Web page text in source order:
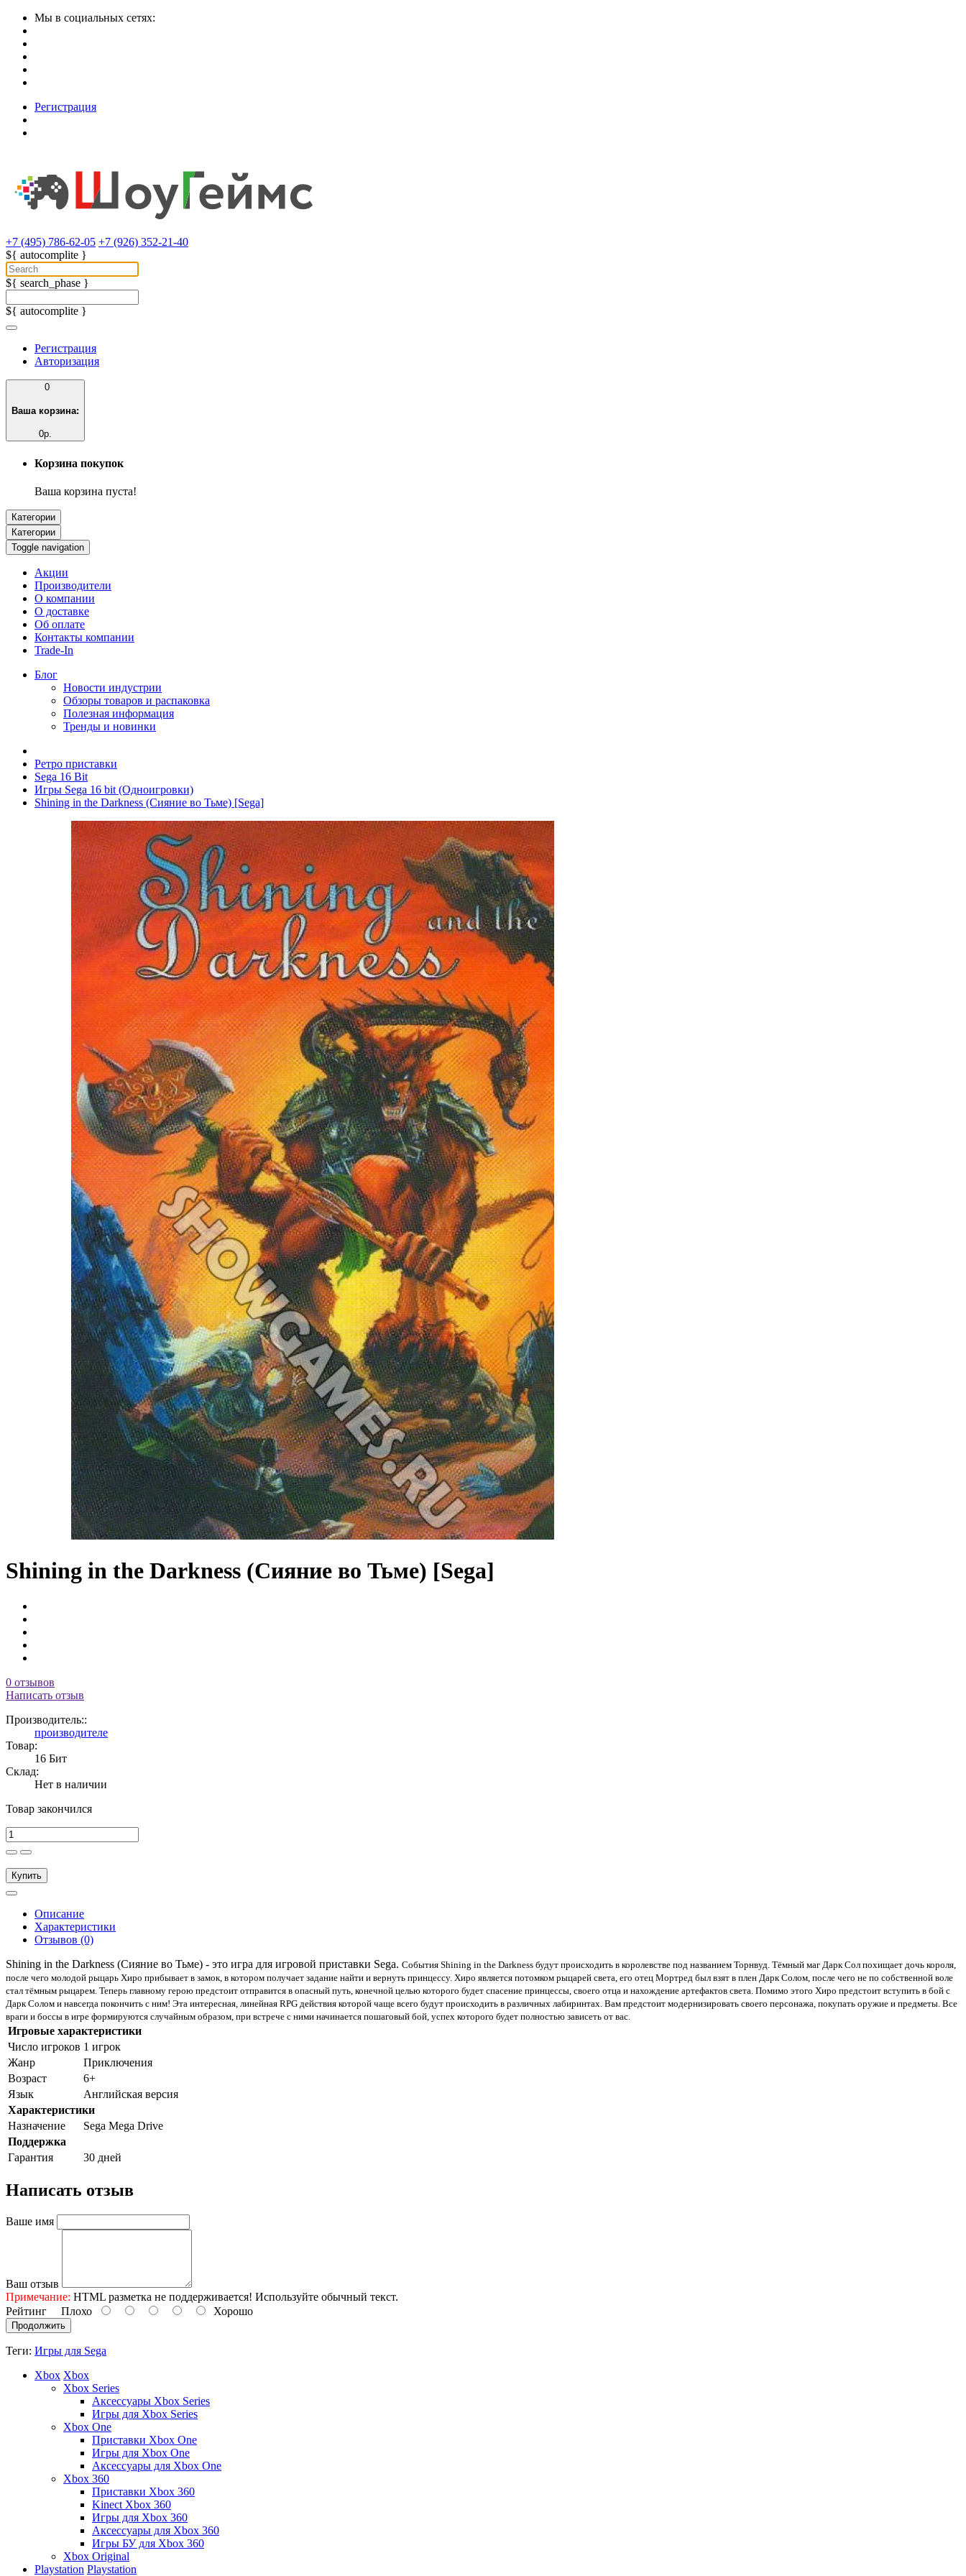
Мы в социальных сетях:
Регистрация
+7 (495) 786-62-05 +7 (926) 352-21-40
${ autocomplite }
${ search_phase }
${ autocomplite }
Регистрация
Авторизация
0
Ваша корзина:
0р.
Корзина покупок
Ваша корзина пуста!
Категории
Категории
Toggle navigation
Акции
Производители
О компании
О доставке
Об оплате
Контакты компании
Trade-In
Блог
Новости индустрии
Обзоры товаров и распаковка
Полезная информация
Тренды и новинки
Ретро приставки
Sega 16 Bit
Игры Sega 16 bit (Одноигровки)
Shining in the Darkness (Сияние во Тьме) [Sega]
Shining in the Darkness (Сияние во Тьме) [Sega]
0 отзывов
Написать отзыв
Производитель::
производителе
Товар:
16 Бит
Склад:
Нет в наличии
Товар закончился
Купить
Описание
Характеристики
Отзывов (0)
Shining in the Darkness (Сияние во Тьме) - это игра для игровой приставки Sega. События Shining in the Darkness будут происходить в королевстве под названием Торнвуд. Тёмный маг Дарк Сол похищает дочь короля,
после чего молодой рыцарь Хиро прибывает в замок, в котором получает задание найти и вернуть принцессу. Хиро является потомком рыцарей света, его отец Мортред был взят в плен Дарк Солом, после чего не по собственной воле
стал тёмным рыцарем. Теперь главному герою предстоит отправится в опасный путь, конечной целью которого будет спасение принцессы, своего отца и нахождение артефактов света. Помимо этого Хиро предстоит вступить в бой с
Дарк Солом и навсегда покончить с ним! Эта интересная, линейная RPG действия которой чаще всего будут происходить в различных лабиринтах. Вам предстоит модернизировать своего персонажа, покупать оружие и предметы. Все
враги и боссы в игре формируются случайным образом, при встрече с ними начинается пошаговый бой, успех которого будет полностью зависеть от вас.
Игровые характеристики
Число игроков 1 игрок
Жанр
Приключения
Возраст
6+
Язык
Английская версия
Характеристики
Назначение
Sega Mega Drive
Поддержка
Гарантия
30 дней
Написать отзыв
Ваше имя
Ваш отзыв
Примечание: HTML разметка не поддерживается! Используйте обычный текст.
Рейтинг Плохо Хорошо
Продолжить
Теги: Игры для Sega
Xbox Xbox
Xbox Series
Аксессуары Xbox Series
Игры для Xbox Series
Xbox One
Приставки Xbox One
Игры для Xbox One
Аксессуары для Xbox One
Xbox 360
Приставки Xbox 360
Kinect Xbox 360
Игры для Xbox 360
Аксессуары для Xbox 360
Игры БУ для Xbox 360
Xbox Original
Playstation Playstation